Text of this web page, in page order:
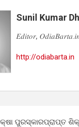
Sunil Kumar
𝐸𝑑𝑖𝑡𝑜𝑟,
http://odiabarta.in
ପୁରସ୍କାରପ୍ରାପ୍ତ